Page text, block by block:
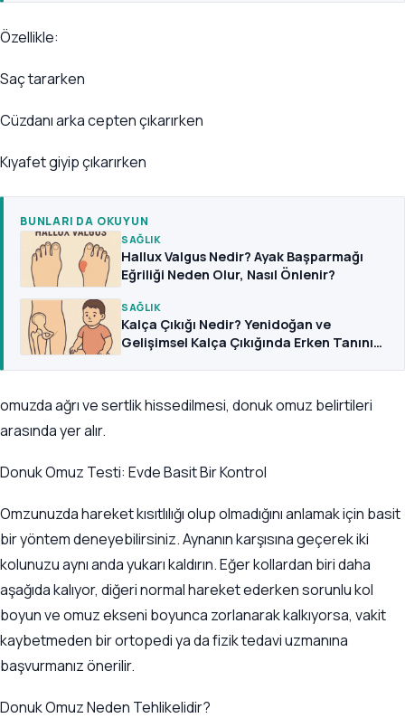
Özellikle:
Saç tararken
Cüzdanı arka cepten çıkarırken
Kıyafet giyip çıkarırken
BUNLARI DA OKUYUN
SAĞLIK
Hallux Valgus Nedir? Ayak Başparmağı
Eğriliği Neden Olur, Nasıl Önlenir?
SAĞLIK
Kalça Çıkığı Nedir? Yenidoğan ve
Gelişimsel Kalça Çıkığında Erken Tanının
omuzda ağrı ve sertlik hissedilmesi, donuk omuz belirtileri
arasında yer alır.
Donuk Omuz Testi: Evde Basit Bir Kontrol
Omzunuzda hareket kısıtlılığı olup olmadığını anlamak için basit
bir yöntem deneyebilirsiniz. Aynanın karşısına geçerek iki
kolunuzu aynı anda yukarı kaldırın. Eğer kollardan biri daha
aşağıda kalıyor, diğeri normal hareket ederken sorunlu kol
boyun ve omuz ekseni boyunca zorlanarak kalkıyorsa, vakit
kaybetmeden bir ortopedi ya da fizik tedavi uzmanına
başvurmanız önerilir.
Donuk Omuz Neden Tehlikelidir?